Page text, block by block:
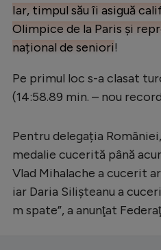
Iar, timpul său îi asiguă
Olimpice de la Paris și
național de seniori!
Pe primul loc s-a clasat
(14:58.89 min. – nou
Pentru delegația
medalie cucerită până
Vlad Mihalache a cucerit
iar Daria Silișteanu a
m spate”, a anunţat